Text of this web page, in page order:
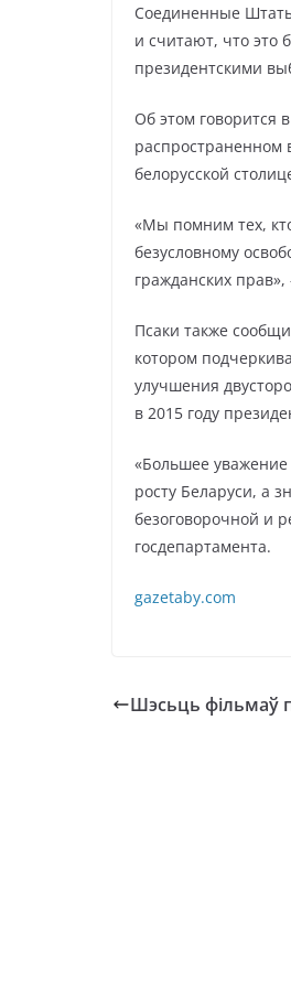
Соединенные
и считают, что это
президентскими
Об этом говорится
распространенном
белорусской
«Мы помним тех,
безусловному
гражданских
Псаки также
котором
улучшения
в 2015 году
«Большее уважение
росту Беларуси, а
безоговорочной и
госдепартамента.
gazetaby.com
Шэсьць фільмаў